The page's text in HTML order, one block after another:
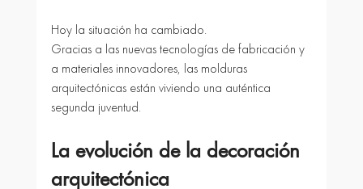
Hoy la situación ha cambiado.
Gracias a las nuevas tecnologías de fabricación y
a materiales innovadores, las molduras
arquitectónicas están viviendo una auténtica
segunda juventud.
La evolución de la decoración
arquitectónica